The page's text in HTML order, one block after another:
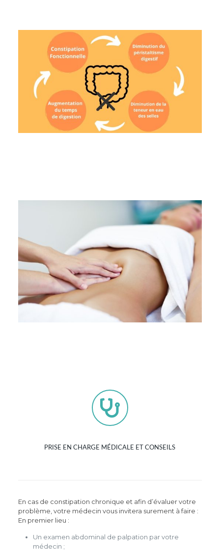
PRISE EN CHARGE MÉDICALE ET CONSEILS
En cas de constipation chronique et afin d’évaluer votre
problème, votre médecin vous invitera surement à faire :
En premier lieu :
Un examen abdominal de palpation par votre
médecin ;